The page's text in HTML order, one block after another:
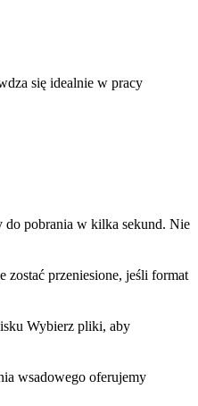
się idealnie w pracy
pobrania w kilka sekund. Nie
zostać przeniesione, jeśli format
Wybierz pliki, aby
wsadowego oferujemy